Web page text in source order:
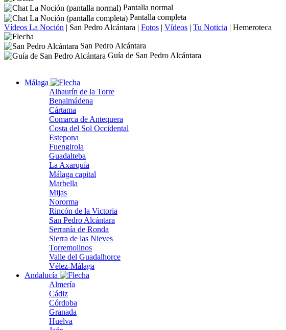
Pantalla normal
Pantalla completa
Vídeos La Noción | San Pedro Alcántara | Fotos | Vídeos | Tu Noticia | Hemeroteca
San Pedro Alcántara
Guía de San Pedro Alcántara
Málaga
Alhaurín de la Torre
Benalmádena
Cártama
Comarca de Antequera
Costa del Sol Occidental
Estepona
Fuengirola
Guadalteba
La Axarquía
Málaga capital
Marbella
Mijas
Nororma
Rincón de la Victoria
San Pedro Alcántara
Serranía de Ronda
Sierra de las Nieves
Torremolinos
Valle del Guadalhorce
Vélez-Málaga
Andalucía
Almería
Cádiz
Córdoba
Granada
Huelva